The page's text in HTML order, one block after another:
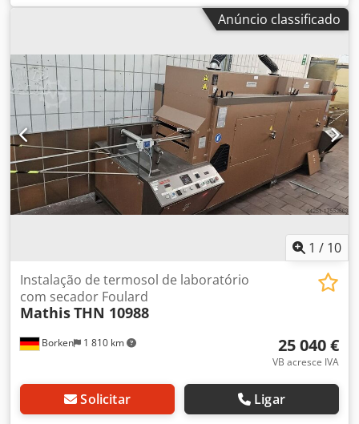
placas de filtro 13 armações de filtro 1 armação final 1
placa divisória 28 camadas de filtração por montagem
hidráulica incluída Potência do motor: 1,5 kW Ligação
elétrica: 400 V / 50 Hz Tensão das válvulas: 24 V CC
Necessidade de ar comprimido: 3,0 bar Dksdpfx Akex Ihufo
Eer Conexões Entradas e saídas do produto DN25
Ventilação / drenagem DN15 Conexões conforme DIN
11864-2 Bandeja de gotejamento disponível Áreas de
aplicação Produção farmacêutica Biotecnologia Indústria
química Pré-filtração Processos de precipitação e
clarificação Localização Alemanha Visita mediante
agendamento Disponível imediatamente
câmara de lavagem (L/A/P): 690mm/630mm/800mm,
volume útil: 350l, filtro grosso: 2mm, filtro fino: 1,5mm,
eficiência de separação: 99,95%, valor de desinfecção A0:
3000. Dimensões da máquina (L/A/P): aprox.
1850mm/900mm/950mm, peso: aprox. 400kg.
Documentação disponível. Visitação no local possível.
Dodpfx Aey Ey Tnsk Eskr
Anúncio classificado
1 / 10
Borken 1 810 km
Instalação de termosol de laboratório
com secador Foulard
MathisTHN 10988
25 040 €
VB acresce IVA
Solicitar Ligar